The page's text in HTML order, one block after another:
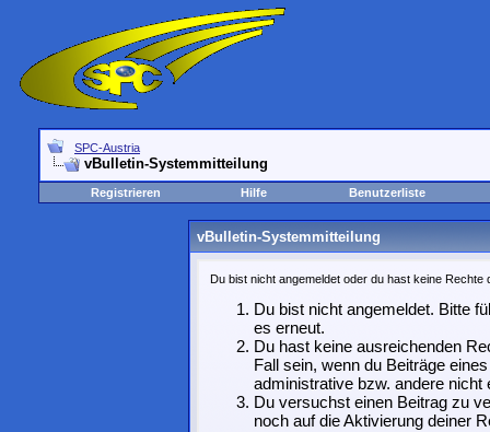
SPC-Austria
vBulletin-Systemmitteilung
Registrieren Hilfe Benutzerliste
vBulletin-Systemmitteilung
Du bist nicht angemeldet oder du hast keine
Du bist nicht angemeldet. Bitte
es erneut.
Du hast keine ausreichenden
Fall sein, wenn du Beiträge
administrative bzw. andere nicht
Du versuchst einen Beitrag zu
noch auf die Aktivierung deiner